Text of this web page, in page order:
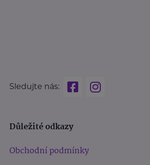
Sledujte nás:
Důležité odkazy
Obchodní podmínky